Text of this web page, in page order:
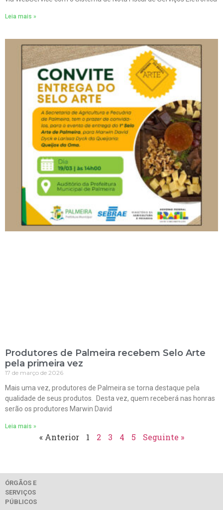
Leia mais »
Produtores de Palmeira recebem Selo Arte
pela primeira vez
17 de março de 2026
Mais uma vez, produtores de Palmeira se torna destaque pela
qualidade de seus produtos. Desta vez, quem receberá nas honras
serão os produtores Marwin David
Leia mais »
« Anterior 1 2 3 4 5 Seguinte »
ÓRGÃOS E
SERVIÇOS
PÚBLICOS